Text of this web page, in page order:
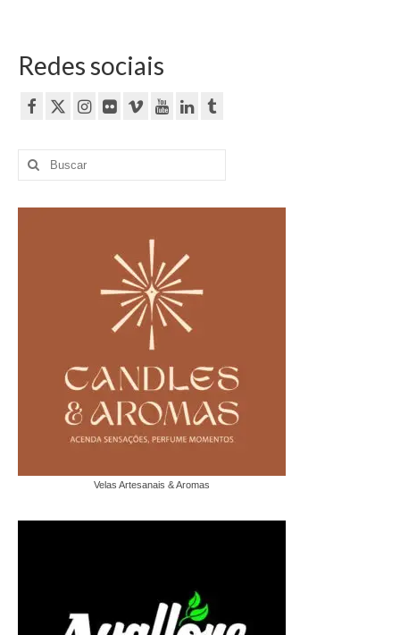
Redes sociais
Buscar
por:
Velas Artesanais & Aromas